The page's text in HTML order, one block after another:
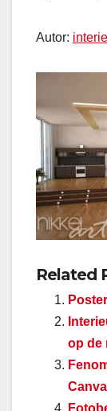
Autor:
Related
op de